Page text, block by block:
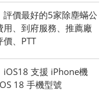
評價最好的5家除塵蟎公
用、到府服務、推薦廠
、PTT
iOS18 支援 iPhone機
18 手機型號